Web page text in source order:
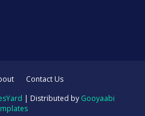
Contact Us
| Distributed by Gooyaabi